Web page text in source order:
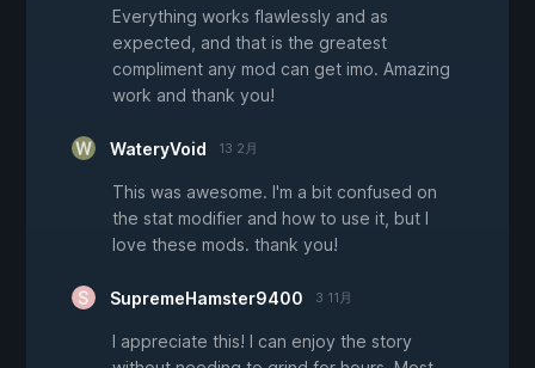
Everything works flawlessly and as
expected, and that is the greatest
compliment any mod can get imo. Amazing
work and thank you!
WateryVoid 13 2月
This was awesome. I'm a bit confused on
the stat modifier and how to use it, but I
love these mods. thank you!
SupremeHamster9400 3 11月
I appreciate this! I can enjoy the story